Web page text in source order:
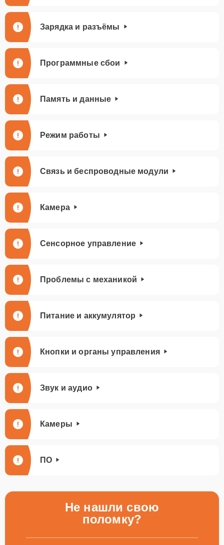
Зарядка и разъёмы
Программные сбои
Память и данные
Режим работы
Связь и беспроводные модули
Камера
Сенсорное управление
Проблемы с механикой
Питание и аккумулятор
Кнопки и органы управления
Звук и аудио
Камеры
ПО
Не нашли свою
поломку?